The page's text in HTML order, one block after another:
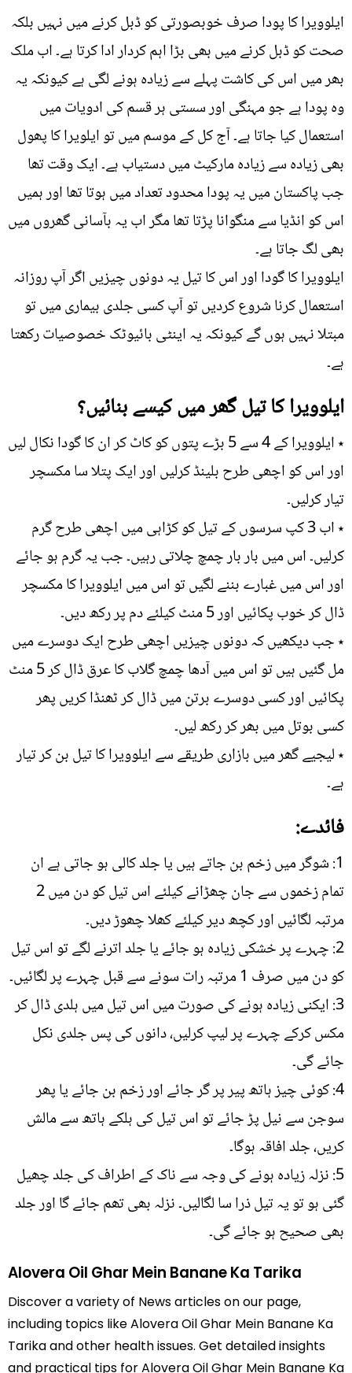
ایلوویرا کا پودا صرف خوبصورتی کو ڈبل کرنے میں نہیں بلکہ
صحت کو ڈبل کرنے میں بھی بڑا اہم کردار ادا کرتا ہے۔ اب ملک
بھر میں اس کی کاشت پہلے سے زیادہ ہونے لگی ہے کیونکہ یہ
وہ پودا ہے جو مہنگی اور سستی ہر قسم کی ادویات میں
استعمال کیا جاتا ہے۔ آج کل کے موسم میں تو ایلویرا کا پھول
بھی زیادہ سے زیادہ مارکیٹ میں دستیاب ہے۔ ایک وقت تھا
جب پاکستان میں یہ پودا محدود تعداد میں ہوتا تھا اور ہمیں
اس کو انڈیا سے منگوانا پڑتا تھا مگر اب یہ بآسانی گھروں میں
بھی لگ جاتا ہے۔
ایلوویرا کا گودا اور اس کا تیل یہ دونوں چیزیں اگر آپ روزانہ
استعمال کرنا شروع کردیں تو آپ کسی جلدی بیماری میں تو
مبتلا نہیں ہوں گے کیونکہ یہ اینٹی بائیوٹک خصوصیات رکھتا
ہے۔
ایلوویرا کا تیل گھر میں کیسے بنائیں؟
٭ ایلوویرا کے 4 سے 5 بڑے پتوں کو کاٹ کر ان کا گودا نکال لیں
اور اس کو اچھی طرح بلینڈ کرلیں اور ایک پتلا سا مکسچر
تیار کرلیں۔
٭ اب 3 کپ سرسوں کے تیل کو کڑاہی میں اچھی طرح گرم
کرلیں۔ اس میں بار بار چمچ چلاتی رہیں۔ جب یہ گرم ہو جائے
اور اس میں غبارے بننے لگیں تو اس میں ایلوویرا کا مکسچر
ڈال کر خوب پکائیں اور 5 منٹ کیلئے دم پر رکھ دیں۔
٭ جب دیکھیں کہ دونوں چیزیں اچھی طرح ایک دوسرے میں
مل گئیں ہیں تو اس میں آدھا چمچ گلاب کا عرق ڈال کر 5 منٹ
پکائیں اور کسی دوسرے برتن میں ڈال کر ٹھنڈا کریں پھر
کسی بوتل میں بھر کر رکھ لیں۔
٭ لیجیے گھر میں بازاری طریقے سے ایلوویرا کا تیل بن کر تیار
ہے۔
فائدے:
1: شوگر میں زخم بن جاتے ہیں یا جلد کالی ہو جاتی ہے ان
تمام زخموں سے جان چھڑانے کیلئے اس تیل کو دن میں 2
مرتبہ لگائیں اور کچھ دیر کیلئے کھلا چھوڑ دیں۔
2: چہرے پر خشکی زیادہ ہو جائے یا جلد اترنے لگے تو اس تیل
کو دن میں صرف 1 مرتبہ رات سونے سے قبل چہرے پر لگائیں۔
3: ایکنی زیادہ ہونے کی صورت میں اس تیل میں ہلدی ڈال کر
مکس کرکے چہرے پر لیپ کرلیں، دانوں کی پس جلدی نکل
جائے گی۔
4: کوئی چیز ہاتھ پیر پر گر جائے اور زخم بن جائے یا پھر
سوجن سے نیل پڑ جائے تو اس تیل کی ہلکے ہاتھ سے مالش
کریں، جلد افاقہ ہوگا۔
5: نزلہ زیادہ ہونے کی وجہ سے ناک کے اطراف کی جلد چھیل
گئی ہو تو یہ تیل ذرا سا لگالیں۔ نزلہ بھی تھم جائے گا اور جلد
بھی صحیح ہو جائے گی۔
Alovera Oil Ghar Mein Banane Ka Tarika
Discover a variety of News articles on our page,
including topics like Alovera Oil Ghar Mein Banane Ka
Tarika and other health issues. Get detailed insights
and practical tips for Alovera Oil Ghar Mein Banane Ka